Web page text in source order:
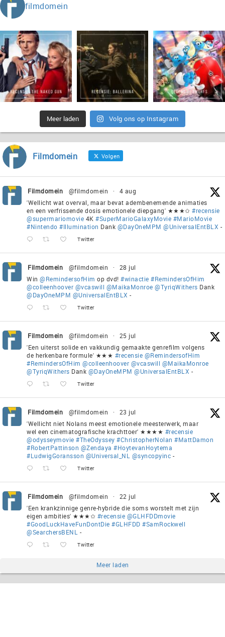
filmdomein
Meer laden Volg ons op Instagram
Filmdomein Volgen
Filmdomein @filmdomein ·
4 aug
'Wellicht wat overval, maar bevat adembenemende animaties
en een verfrissende dosis emotionele diepgang' ★★★✩ #recensie
@supermariomovie 4K #SuperMarioGalaxyMovie #MarioMovie
#Nintendo #Illumination Dank @DayOneMPM @UniversalEntBLX -
Twitter
Filmdomein @filmdomein ·
28 jul
Win @RemindersofHim op dvd! #winactie #RemindersOfHim
@colleenhoover @vcaswill @MaikaMonroe @TyriqWithers Dank
@DayOneMPM @UniversalEntBLX -
Twitter
Filmdomein @filmdomein ·
25 jul
'Een uiterst solide en vakkundig gemaakte genrefilm volgens
de herkenbare formule' ★★★ #recensie @RemindersofHim
#RemindersOfHim @colleenhoover @vcaswill @MaikaMonroe
@TyriqWithers Dank @DayOneMPM @UniversalEntBLX -
Twitter
Filmdomein @filmdomein ·
23 jul
'Wellicht niet Nolans meest emotionele meesterwerk, maar
wel een cinematografische krachttoer' ★★★★ #recensie
@odysseymovie #TheOdyssey #ChristopherNolan #MattDamon
#RobertPattinson @Zendaya #HoytevanHoytema
#LudwigGoransson @Universal_NL @syncopyinc -
Twitter
Filmdomein @filmdomein ·
22 jul
'Een krankzinnige genre-hybride die soms worstelt met zijn
eigen ambities' ★★★✩ #recensie @GLHFDDmovie
#GoodLuckHaveFunDontDie #GLHFDD #SamRockwell
@SearchersBENL -
Twitter
Meer laden